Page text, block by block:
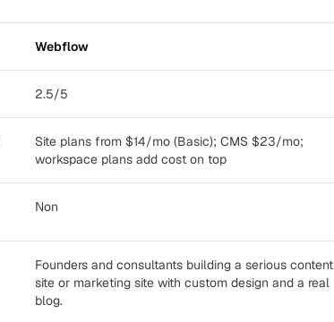
Webflow
2.5/5
Site plans from $14/mo (Basic); CMS $23/mo;
workspace plans add cost on top
Non
Founders and consultants building a serious content
site or marketing site with custom design and a real
blog.